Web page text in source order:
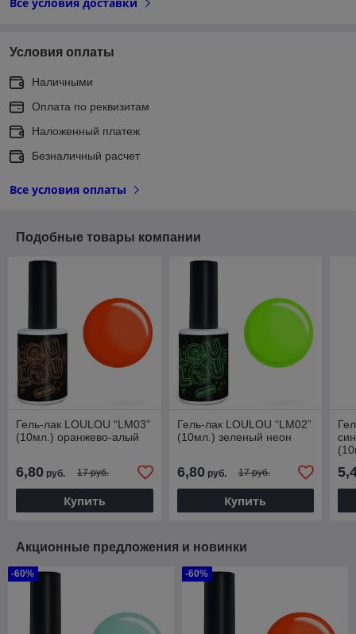
Условия оплаты
Наличными
Оплата по реквизитам
Наложенный платеж
Безналичный расчет
Все условия оплаты
Подобные товары компании
Гель-лак LOULOU “LM03”
(10мл.) оранжево-алый
6,80 руб. 17 руб.
Купить
Гель-лак LOULOU “LM02”
(10мл.) зеленый неон
6,80руб. 17 руб.
Купить
Акционные предложения и новинки
-60% -60%